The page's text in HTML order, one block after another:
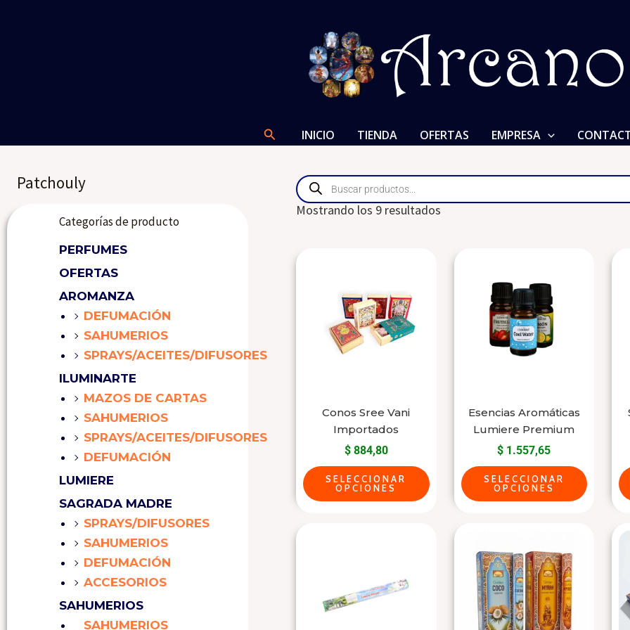
Buscar INICIO TIENDA OFERTAS EMPRESA
Patchouly
Categorías de producto
PERFUMES
OFERTAS
AROMANZA
DEFUMACIÓN
SAHUMERIOS
SPRAYS/ACEITES/DIFUSORES
ILUMINARTE
MAZOS DE CARTAS
SAHUMERIOS
SPRAYS/ACEITES/DIFUSORES
DEFUMACIÓN
LUMIERE
SAGRADA MADRE
SPRAYS/DIFUSORES
SAHUMERIOS
DEFUMACIÓN
ACCESORIOS
SAHUMERIOS
SAHUMERIOS
Products
search
Mostrando los 9 resultados
Conos Sree Vani
Importados
$884,80
SELECCIONAR
OPCIONES
has
multiple
variants.
be
chosen
on
the
product
Esencias Aromáticas
Lumiere Premium
$ 1.557,65
SELECCIONAR
OPCIONES
has
multiple
variants.
The
be
chosen
on
the
product
multiple
product
has
multiple
variants.